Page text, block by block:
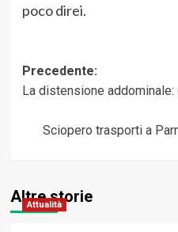
poco direi.
Navigazione
articolo
Precedente:
La distensione
Sciopero trasporti a
Altre storie
Attualità